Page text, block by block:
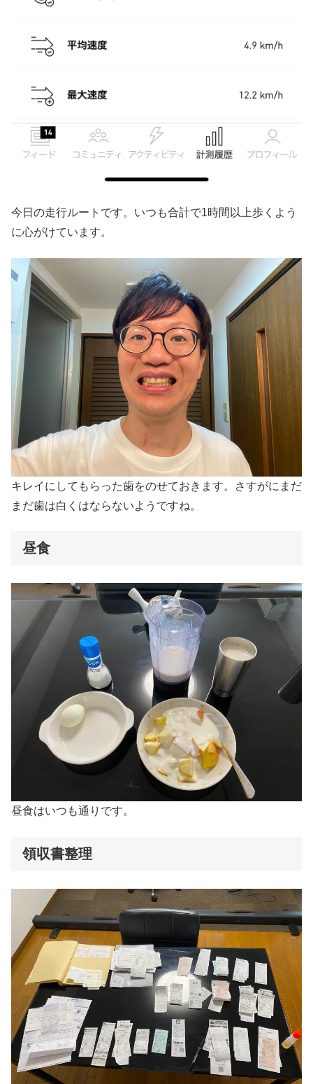
今日の走行ルートです。いつも合計で1時間以上歩くよう
に心がけています。
キレイにしてもらった歯をのせておきます。さすがにまだ
まだ歯は白くはならないようですね。
昼食
昼食はいつも通りです。
領収書整理